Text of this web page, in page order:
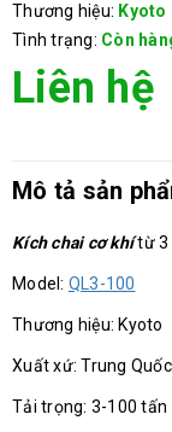
Thương hiệu: Kyoto
Tình trạng: Còn
Liên hệ
Mô tả sản
Kích chai cơ khítừ 3
Model: QL3-100
Thương hiệu: Kyoto
Xuất xứ: Trung Quốc
Tải trọng: 3-100 tấn